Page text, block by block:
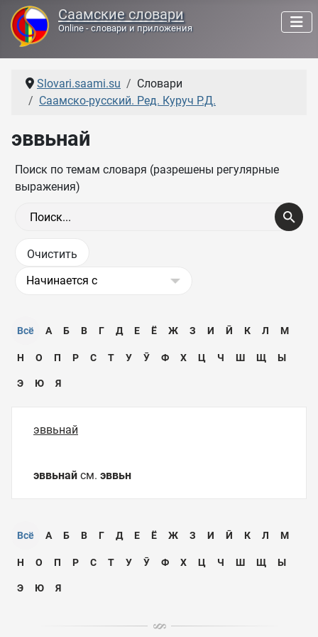
Саамские словари
Online - словари и приложения
Slovari.saami.su
Словари
Саамско-русский. Ред. Куруч Р.Д.
эввьнай
Поиск по темам словаря (разрешены регулярные
выражения)
Всё А Б В Г Д Е Ё Ж З И Ӣ К Л М
Н О П Р С Т У Ӯ Ф Х Ц Ч Ш Щ Ы
Э Ю Я
эввьнай
эввьнай см. эввьн
Всё А Б В Г Д Е Ё Ж З И Ӣ К Л М
Н О П Р С Т У Ӯ Ф Х Ц Ч Ш Щ Ы
Э Ю Я